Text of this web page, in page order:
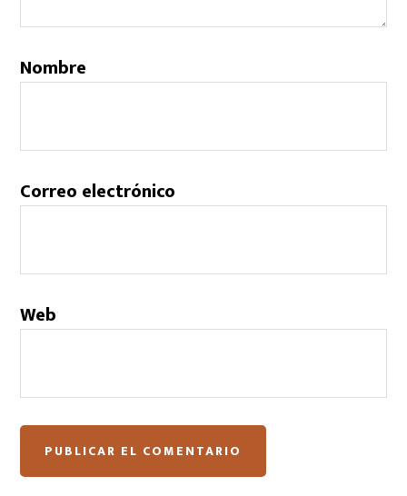
Nombre
Correo electrónico
Web